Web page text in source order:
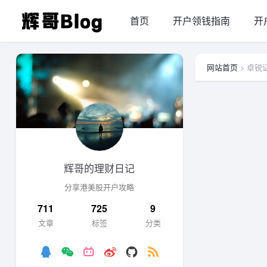
首页 开户领钱指南 开
网站首页 > 卓锐
辉哥的理财日记
分享港美股开户攻略
711
文章
725
标签
9
分类